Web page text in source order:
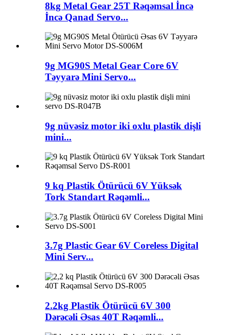
8kg Metal Gear 25T Rəqəmsal İncə
İncə Qanad Servo...
9g MG90S Metal Gear Core 6V
Təyyarə Mini Servo...
9g nüvəsiz motor iki oxlu plastik dişli
mini...
9 kq Plastik Ötürücü 6V Yüksək
Tork Standart Rəqəmli...
3.7g Plastic Gear 6V Coreless Digital
Mini Serv...
2.2kg Plastik Ötürücü 6V 300
Dərəcəli Əsas 40T Rəqəmli...